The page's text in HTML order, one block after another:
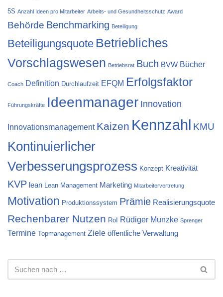
5S Anzahl Ideen pro Mitarbeiter Arbeits- und Gesundheitsschutz Award
Behörde Benchmarking Beteiligung
Beteiligungsquote Betriebliches
Vorschlagswesen Betriebsrat Buch BVW Bücher
Coach Definition Durchlaufzeit EFQM Erfolgsfaktor
Führungskräfte Ideenmanager Innovation
Innovationsmanagement Kaizen Kennzahl KMU
Kontinuierlicher
Verbesserungsprozess Konzept Kreativität
KVP lean Lean Management Marketing Mitarbeitervertretung
Motivation Produktionssystem Prämie Realisierungsquote
Rechenbarer Nutzen RoI Rüdiger Munzke Sprenger
Termine Topmanagement Ziele öffentliche Verwaltung